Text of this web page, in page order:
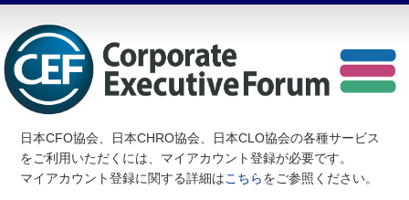
日本CFO協会、日本CHRO協会、日本CLO協会の各種サービス
をご利用いただくには、マイアカウント登録が必要です。
マイアカウント登録に関する詳細はこちらをご参照ください。